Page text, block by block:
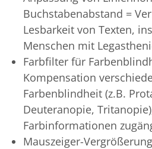
Buchstabenabstand =
Lesbarkeit von Texten,
Menschen mit
Farbfilter für
Kompensation
Farbenblindheit (z.B.
Deuteranopie,
Farbinformationen
Mauszeiger-